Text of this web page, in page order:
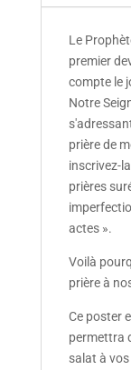
Le
premier
compte le
Notre
prière de
inscrivez-
prières
actes ».
Voilà
prière à
Ce poster
permettra
salat à